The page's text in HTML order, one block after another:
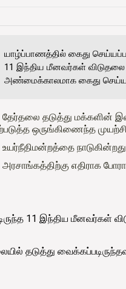
யாழ்ப்பாணத்தில் கைது
11 இந்திய மீனவர்கள்
அண்மைக்காலமாக கைது
தேர்தலை தடுத்து
ஒருங்கிணைந்த
உயர்நீதிமன்றத்தை
அரசாங்கத்திற்கு எதிராக
11 இந்திய மீனவர்கள்
தடுத்து